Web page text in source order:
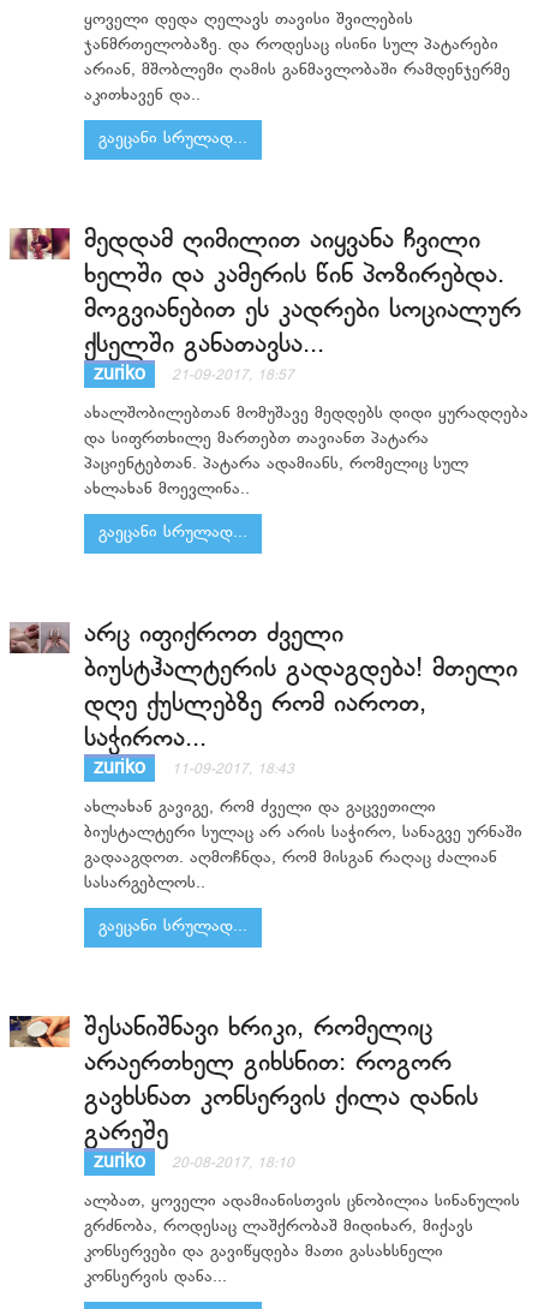
ყოველი დედა ღელავს თავისი შვილების
ჯანმრთელობაზე. და როდესაც ისინი სულ პატარები
არიან, მშობლემი ღამის განმავლობაში რამდენჯერმე
აკითხავენ და..
გაეცანი სრულად...
მედდამ ღიმილით აიყვანა ჩვილი
ხელში და კამერის წინ პოზირებდა.
მოგვიანებით ეს კადრები სოციალურ
ქსელში განათავსა...
zuriko 21-09-2017, 18:57
ახალშობილებთან მომუშავე მედდებს დიდი ყურადღება
და სიფრთხილე მართებთ თავიანთ პატარა
პაციენტებთან. პატარა ადამიანს, რომელიც სულ
ახლახან მოევლინა..
გაეცანი სრულად...
არც იფიქროთ ძველი
ბიუსტჰალტერის გადაგდება! მთელი
დღე ქუსლებზე რომ იაროთ,
საჭიროა...
zuriko 11-09-2017, 18:43
ახლახან გავიგე, რომ ძველი და გაცვეთილი
ბიუსტალტერი სულაც არ არის საჭირო, სანაგვე ურნაში
გადააგდოთ. აღმოჩნდა, რომ მისგან რაღაც ძალიან
სასარგებლოს..
გაეცანი სრულად...
შესანიშნავი ხრიკი, რომელიც
არაერთხელ გიხსნით: როგორ
გავხსნათ კონსერვის ქილა დანის
გარეშე
zuriko 20-08-2017, 18:10
ალბათ, ყოველი ადამიანისთვის ცნობილია სინანულის
გრძნობა, როდესაც ლაშქრობაშ მიდიხარ, მიქავს
კონსერვები და გავიწყდება მათი გასახსნელი
კონსერვის დანა...